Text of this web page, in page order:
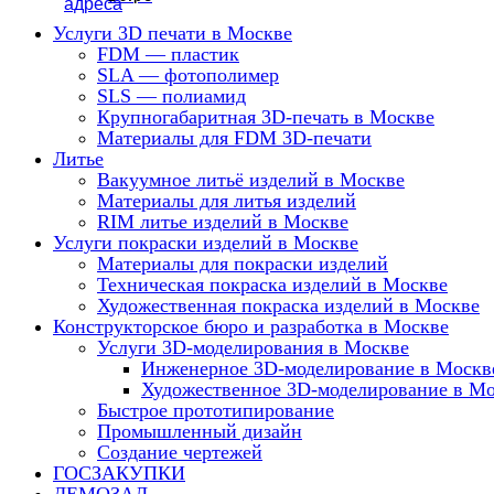
Услуги 3D печати в Москве
FDM — пластик
SLA — фотополимер
SLS — полиамид
Крупногабаритная 3D-печать в Москве
Материалы для FDM 3D-печати
Литье
Вакуумное литьё изделий в Москве
Материалы для литья изделий
RIM литье изделий в Москве
Услуги покраски изделий в Москве
Материалы для покраски изделий
Техническая покраска изделий в Москве
Художественная покраска изделий в Москве
Конструкторское бюро и разработка в Москве
Услуги 3D-моделирования в Москве
Инженерное 3D-моделирование в
Художественное 3D-моделирование в
Быстрое прототипирование
Промышленный дизайн
Создание чертежей
ГОСЗАКУПКИ